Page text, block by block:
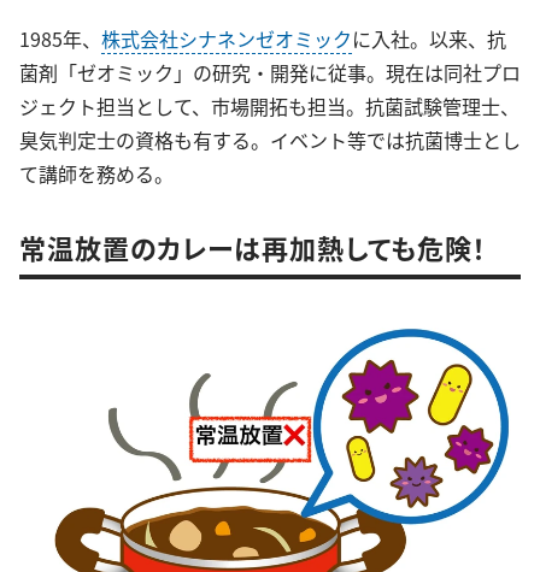
1985年、 株式会社シナネンゼオミックに入社。以来、抗
菌剤「ゼオミック」の研究・開発に従事。現在は同社プロ
ジェクト担当として、市場開拓も担当。抗菌試験管理士、
臭気判定士の資格も有する。イベント等では抗菌博士とし
て講師を務める。
常温放置のカレーは再加熱しても危険！